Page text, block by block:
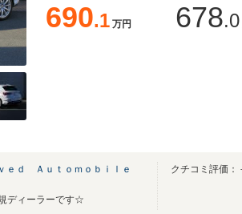
690.1 万円 678.0
ｅｄ Ａｕｔｏｍｏｂｉｌｅ
ディーラーです☆
クチコミ評価：